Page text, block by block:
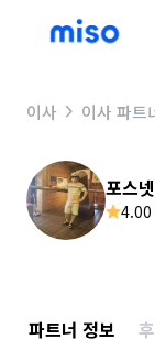
이사 이사 파트
포스
4.00
파트너 정보